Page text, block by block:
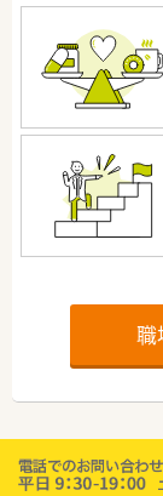
職